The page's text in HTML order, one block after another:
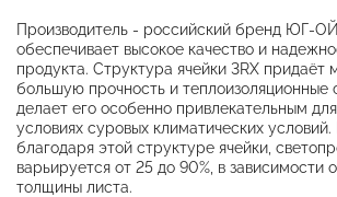
Производитель - российский бренд ЮГ-
обеспечивает высокое качество и
продукта. Структура ячейки 3RХ придаёт
большую прочность и теплоизоляционные
делает его особенно привлекательным
условиях суровых климатических условий.
благодаря этой структуре ячейки,
варьируется от 25 до 90%, в зависимости
толщины листа.